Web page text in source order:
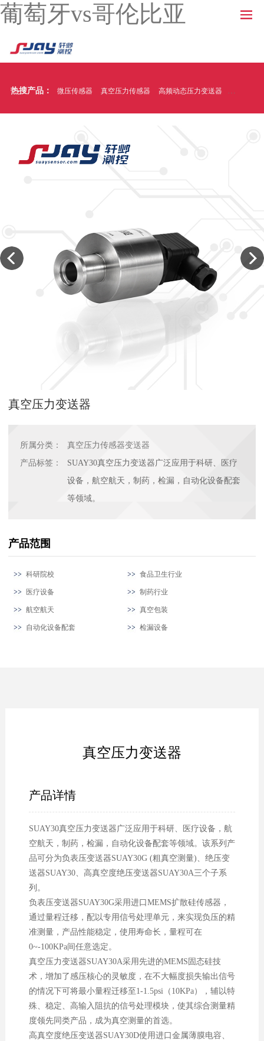
葡萄牙vs哥伦比亚
热搜产品： 微压传感器 真空压力传感器 高频动态压力变送器 温压一体
真空压力变送器
所属分类：
真空压力传感器变送器
产品标签：
SUAY30真空压力变送器广泛应用于科研、医疗
设备，航空航天，制药，检漏，自动化设备配套
等领域。
产品范围
科研院校 食品卫生行业
医疗设备 制药行业
航空航天 真空包装
自动化设备配套 检漏设备
真空压力变送器
产品详情
SUAY30真空压力变送器广泛应用于科研、医疗设备，航
空航天，制药，检漏，自动化设备配套等领域。该系列产
品可分为负表压变送器SUAY30G (粗真空测量)、绝压变
送器SUAY30、高真空度绝压变送器SUAY30A三个子系
列。
负表压变送器SUAY30G采用进口MEMS扩散硅传感器，
通过量程迁移，配以专用信号处理单元，来实现负压的精
准测量，产品性能稳定，使用寿命长，量程可在
0~-100KPa间任意选定。
真空压力变送器SUAY30A采用先进的MEMS固态硅技
术，增加了感压核心的灵敏度，在不大幅度损失输出信号
的情况下可将最小量程迁移至1-1.5psi（10KPa），辅以特
殊、稳定、高输入阻抗的信号处理模块，使其综合测量精
度领先同类产品，成为真空测量的首选。
高真空度绝压变送器SUAY30D使用进口金属薄膜电容、